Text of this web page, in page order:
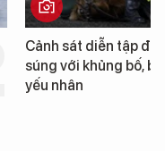
Hình ảnh đầu tiên về
tàu sân bay USS
Washington vừa đến